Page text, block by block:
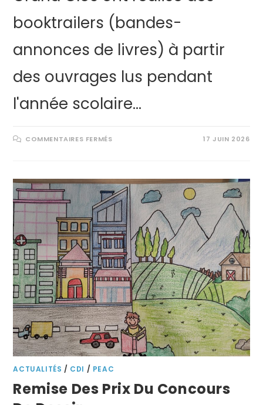
booktrailers (bandes-
annonces de livres) à partir
des ouvrages lus pendant
l'année scolaire…
COMMENTAIRES FERMÉS 17 JUIN 2026
ACTUALITÉS / CDI / PEAC
Remise Des Prix Du Concours